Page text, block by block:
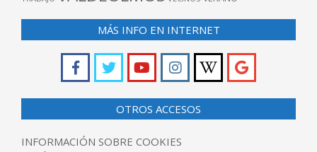
MÁS INFO EN INTERNET
OTROS ACCESOS
INFORMACIÓN SOBRE COOKIES